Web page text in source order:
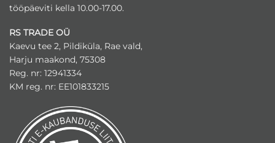
tööpäeviti kella 10.00-17.00.
RS TRADE OÜ
Kaevu tee 2, Pildiküla, Rae vald,
Harju maakond, 75308
Reg. nr: 12941334
KM reg. nr: EE101833215